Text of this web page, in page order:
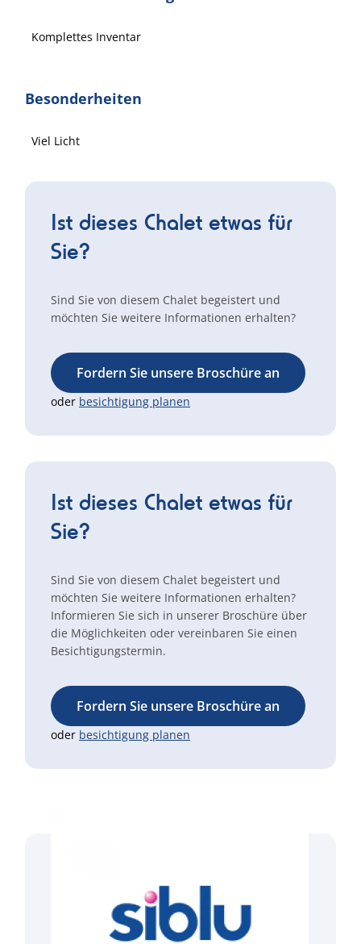
Komplettes Inventar
Besonderheiten
Viel Licht
Ist dieses Chalet etwas für
Sie?
Sind Sie von diesem Chalet begeistert und
möchten Sie weitere Informationen erhalten?
Fordern Sie unsere Broschüre an
oder besichtigung planen
Ist dieses Chalet etwas für
Sie?
Sind Sie von diesem Chalet begeistert und
möchten Sie weitere Informationen erhalten?
Informieren Sie sich in unserer Broschüre über
die Möglichkeiten oder vereinbaren Sie einen
Besichtigungstermin.
Fordern Sie unsere Broschüre an
oder besichtigung planen